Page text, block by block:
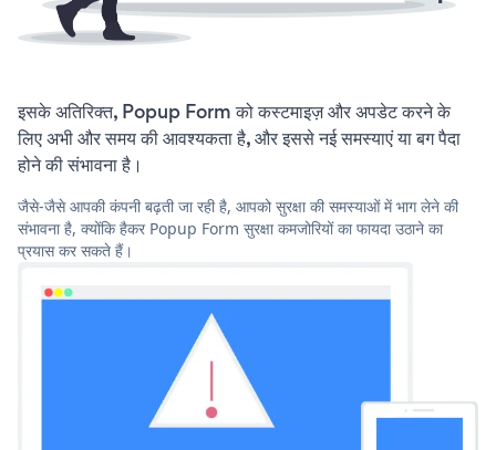
इसके अतिरिक्त, Popup Form को कस्टमाइज़ और अपडेट करने के
लिए अभी और समय की आवश्यकता है, और इससे नई समस्याएं या बग पैदा
होने की संभावना है।
जैसे-जैसे आपकी कंपनी बढ़ती जा रही है, आपको सुरक्षा की समस्याओं में भाग लेने की
संभावना है, क्योंकि हैकर Popup Form सुरक्षा कमजोरियों का फायदा उठाने का
प्रयास कर सकते हैं।